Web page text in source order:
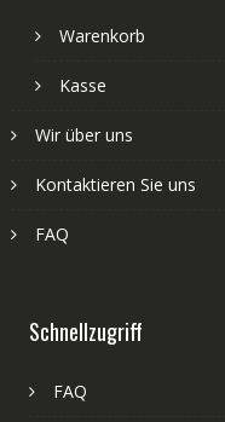
Warenkorb
Kasse
Wir über uns
Kontaktieren Sie uns
FAQ
Schnellzugriff
FAQ